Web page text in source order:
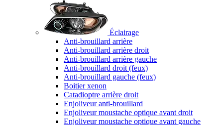
Éclairage
Anti-brouillard arrière
Anti-brouillard arrière droit
Anti-brouillard arrière gauche
Anti-brouillard droit (feux)
Anti-brouillard gauche (feux)
Boitier xenon
Catadioptre arrière droit
Enjoliveur anti-brouillard
Enjoliveur moustache optique avant droit
Enjoliveur moustache optique avant gauche